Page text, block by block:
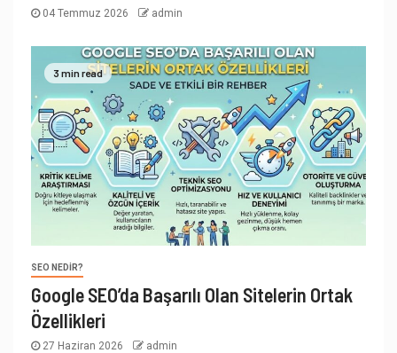
04 Temmuz 2026 admin
3 min read
SEO NEDIR?
Google SEO’da Başarılı Olan Sitelerin Ortak
Özellikleri
27 Haziran 2026 admin